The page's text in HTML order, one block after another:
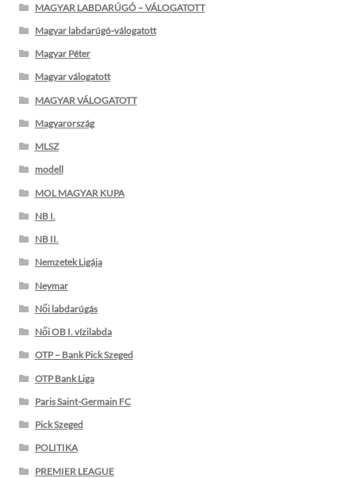
MAGYAR LABDARÚGÓ – VÁLOGATOTT
Magyar labdarúgó-válogatott
Magyar Péter
Magyar válogatott
MAGYAR VÁLOGATOTT
Magyarország
MLSZ
modell
MOL MAGYAR KUPA
NB I.
NB II.
Nemzetek Ligája
Neymar
Női labdarúgás
Női OB I. vízilabda
OTP – Bank Pick Szeged
OTP Bank Liga
Paris Saint-Germain FC
Pick Szeged
POLITIKA
PREMIER LEAGUE